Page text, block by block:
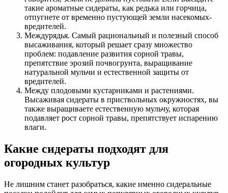
такие ароматные сидераты, как редька или горчица,
отпугнете от временно пустующей земли насекомых-
вредителей.
Междурядья. Самый рациональный и полезный способ
высаживания, который решает сразу множество
проблем: подавление развития сорной травы,
препятствие эрозий почвогрунта, выращивание
натуральной мульчи и естественной защиты от
вредителей.
Между плодовыми кустарниками и растениями.
Высаживая сидераты в приствольных окружностях, вы
также выращиваете естественную мульчу, которая
подавляет рост сорной травы, препятствует испарению
влаги.
Какие сидераты подходят для
огородных культур
Не лишним станет разобраться, какие именно сидеральные